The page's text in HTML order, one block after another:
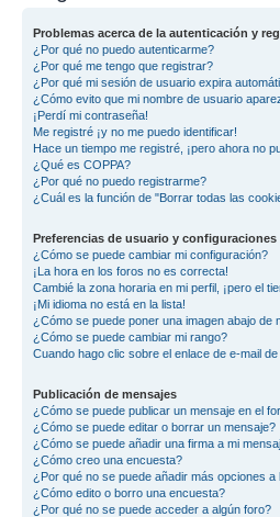
Problemas acerca de la autenticación y
¿Por qué no puedo autenticarme?
¿Por qué me tengo que registrar?
¿Por qué mi sesión de usuario expira
¿Cómo evito que mi nombre de usuario
¡Perdí mi contraseña!
Me registré ¡y no me puedo identificar!
Hace un tiempo me registré, ¡pero ahora no
¿Qué es COPPA?
¿Por qué no puedo registrarme?
¿Cuál es la función de "Borrar todas las
Preferencias de usuario y configuraciones
¿Cómo se puede cambiar mi configuración?
¡La hora en los foros no es correcta!
Cambié la zona horaria en mi perfil, ¡pero el
¡Mi idioma no está en la lista!
¿Cómo se puede poner una imagen abajo de
¿Cómo se puede cambiar mi rango?
Cuando hago clic sobre el enlace de e-mail
Publicación de mensajes
¿Cómo se puede publicar un mensaje en el
¿Cómo se puede editar o borrar un mensaje?
¿Cómo se puede añadir una firma a mi
¿Cómo creo una encuesta?
¿Por qué no se puede añadir más opciones a
¿Cómo edito o borro una encuesta?
¿Por qué no se puede acceder a algún foro?